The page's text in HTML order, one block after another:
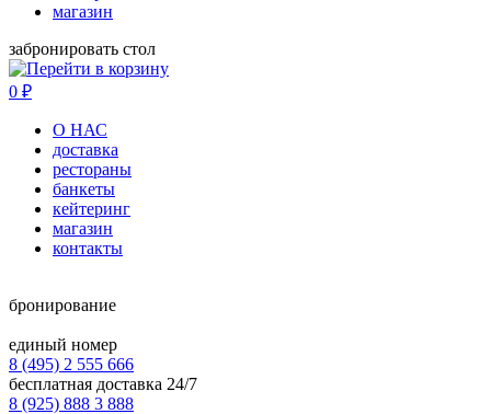
магазин
забронировать стол
0 ₽
О НАС
доставка
рестораны
банкеты
кейтеринг
магазин
контакты
бронирование
единый номер
8 (495) 2 555 666
бесплатная доставка 24/7
8 (925) 888 3 888